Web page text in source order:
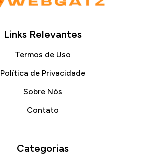
Links Relevantes
Termos de Uso
Política de Privacidade
Sobre Nós
Contato
Categorias